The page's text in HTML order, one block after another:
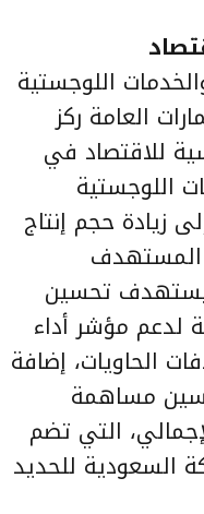
اللوجستية
العامة ركز
للاقتصاد في
اللوجستية
زيادة حجم إنتاج
المستهدف
يستهدف تحسين
لدعم مؤشر أداء
الحاويات، إضافة
مساهمة
التي تضم
السعودية للحديد